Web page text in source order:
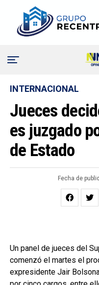
INTERNACIONAL
Jueces
es juzgado
de Estado
Fecha de
Un panel de jueces del
comenzó el martes el
expresidente Jair